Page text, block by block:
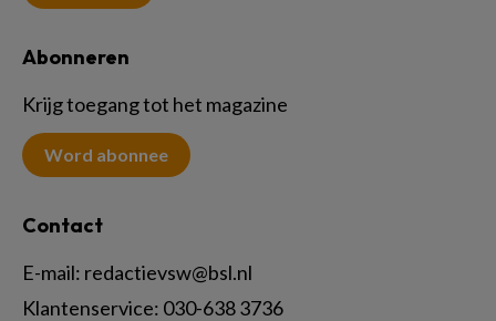
Abonneren
Krijg toegang tot het magazine
Word abonnee
Contact
E-mail: redactievsw@bsl.nl
Klantenservice: 030-638 3736